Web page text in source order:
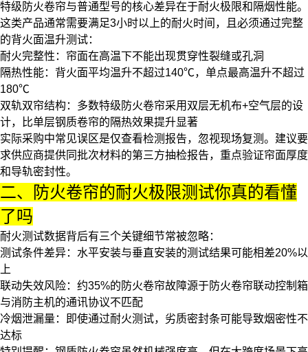
特级防火卷帘与普通型号的核心差异在于耐火极限和隔烟性能。
这类产品通常需要满足3小时以上的耐火时间，且必须通过完整
的背火面温升测试：
耐火完整性 ：帘面在高温下不能出现贯穿性裂缝或孔洞
隔热性能：背火面平均温升不超过140℃，单点最高温升不超过
180℃
双轨双帘结构 ：多数特级防火卷帘采用双层无机布+空气层的设
计，比单层钢质卷帘的隔热效果提升显著
实际采购中常见误区是仅查看检测报告，忽视现场复测。建议要
求供应商提供同批次材料的第三方抽检报告，重点验证帘面厚度
和导轨密封性。
二、防火卷帘的耐火极限测试你真的看懂
了吗
耐火测试数据背后有三个关键细节常被忽略：
测试条件差异：水平安装与垂直安装的测试结果可能相差20%以
上
联动失效风险：约35%的防火卷帘故障源于防火卷帘联动控制箱
与消防主机的通讯协议不匹配
冷烟泄漏量：即使通过耐火测试，劣质密封条可能导致烟密性不
达标